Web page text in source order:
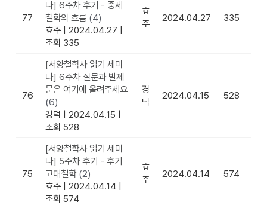
77
나] 6주차 후기 - 중세
철학의 흐름 (4)
효주 | 2024.04.27 |
조회 335
효
주
2024.04.27 335
76
[서양철학사 읽기 세미
나] 6주차 질문과 발제
문은 여기에 올려주세요
(6)
경덕 | 2024.04.15 |
조회 528
경
덕
2024.04.15 528
75
[서양철학사 읽기 세미
나] 5주차 후기 - 후기
고대철학 (2)
효주 | 2024.04.14 |
조회 574
효
주
2024.04.14 574